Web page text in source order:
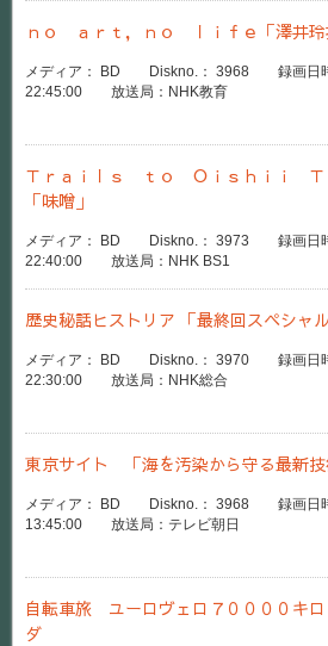
ｎｏ ａｒｔ，ｎｏ ｌｉｆｅ「澤井玲
メディア： BD Diskno.： 3968 録画日
22:45:00 放送局：NHK教育
Ｔｒａｉｌｓ ｔｏ Ｏｉｓｈｉｉ Ｔ
「味噌」
メディア： BD Diskno.： 3973 録画日
22:40:00 放送局：NHK BS1
歴史秘話ヒストリア 「最終回スペシャ
メディア： BD Diskno.： 3970 録画日
22:30:00 放送局：NHK総合
東京サイト 「海を汚染から守る最新技
メディア： BD Diskno.： 3968 録画日
13:45:00 放送局：テレビ朝日
自転車旅 ユーロヴェロ７００００キ
ダ